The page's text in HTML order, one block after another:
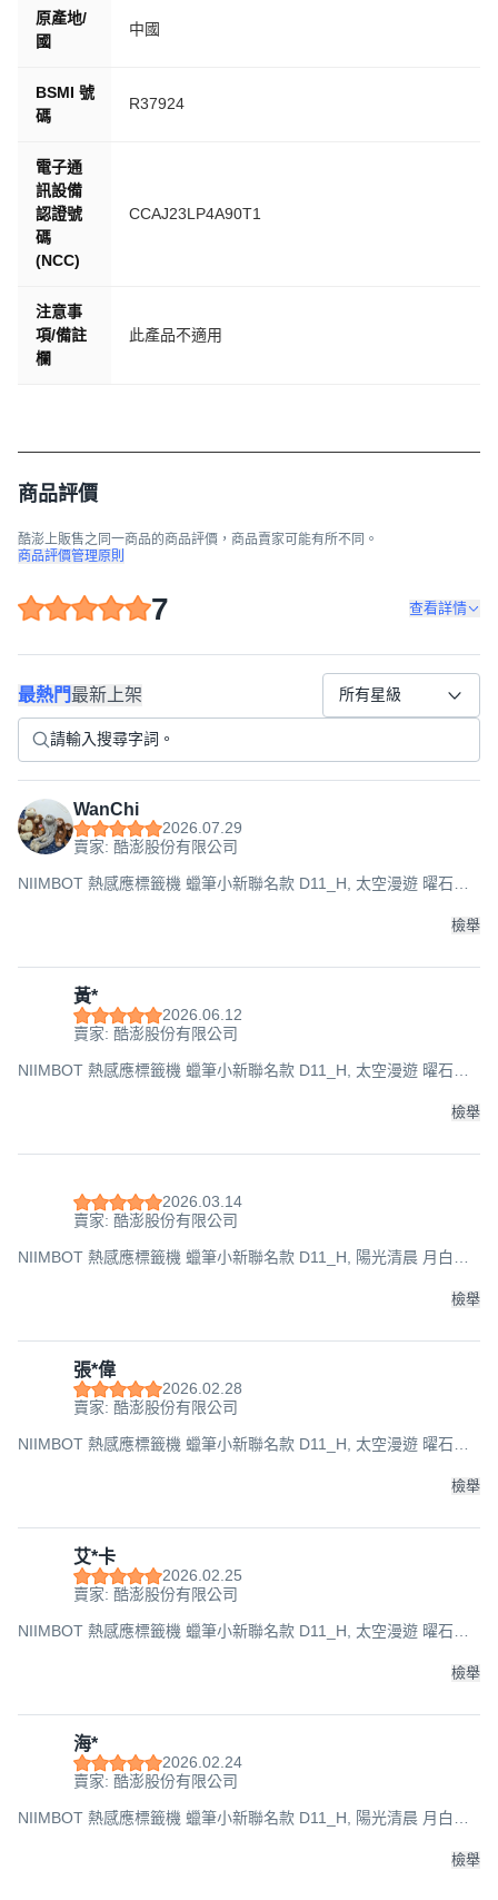
原產地/
國
中國
BSMI 號
碼
R37924
電子通
訊設備
認證號
碼
(NCC)
CCAJ23LP4A90T1
注意事
項/備註
欄
此產品不適用
商品評價
酷澎上販售之同一商品的商品評價，商品賣家可能有所不同。
商品評價管理原則
7 查看詳情
最熱門最新上架 所有星級
WanChi
2026.07.29
賣家: 酷澎股份有限公司
NIIMBOT 熱感應標籤機 蠟筆小新聯名款 D11_H, 太空漫遊 曜石黑
檢舉
黃*
2026.06.12
賣家: 酷澎股份有限公司
NIIMBOT 熱感應標籤機 蠟筆小新聯名款 D11_H, 太空漫遊 曜石黑
檢舉
2026.03.14
賣家: 酷澎股份有限公司
NIIMBOT 熱感應標籤機 蠟筆小新聯名款 D11_H, 陽光清晨 月白藍,
檢舉
張*偉
2026.02.28
賣家: 酷澎股份有限公司
NIIMBOT 熱感應標籤機 蠟筆小新聯名款 D11_H, 太空漫遊 曜石黑
檢舉
艾*卡
2026.02.25
賣家: 酷澎股份有限公司
NIIMBOT 熱感應標籤機 蠟筆小新聯名款 D11_H, 太空漫遊 曜石黑
檢舉
海*
2026.02.24
賣家: 酷澎股份有限公司
NIIMBOT 熱感應標籤機 蠟筆小新聯名款 D11_H, 陽光清晨 月白藍,
檢舉